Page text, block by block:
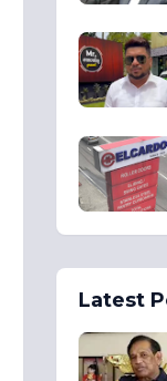
Latest